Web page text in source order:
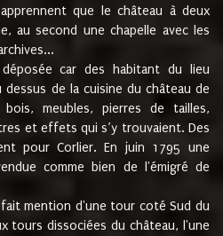
que le château à deux
au second une chapelle avec les
car des habitant du lieu
de la cuisine du château de
meubles, pierres de tailles,
et effets qui s’y trouvaient. Des
pour Corlier. En juin 1795 une
comme bien de l'émigré de
mention d'une tour coté Sud du
tours dissociées du château, l'une